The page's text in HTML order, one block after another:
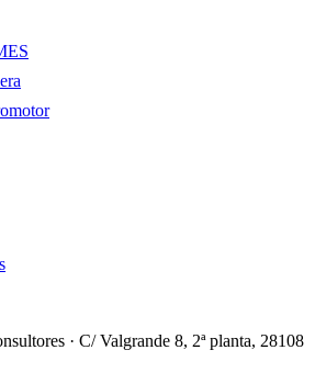
· C/ Valgrande 8, 2ª planta, 28108